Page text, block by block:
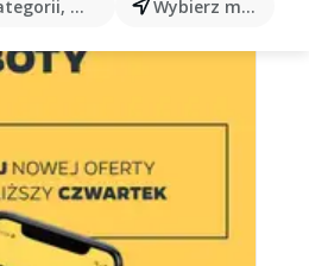
produktów... Wybierz miasto